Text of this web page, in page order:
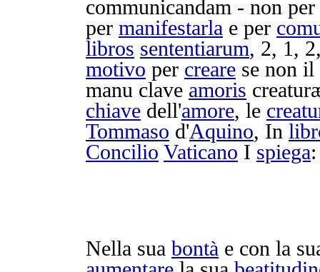
communicandam - non per
per manifestarla e per
libros sententiarum, 2, 1,
motivo per creare se non
manu clave amoris
chiave dell'amore, le
Tommaso d'Aquino, In
Concilio Vaticano I spiega:
Nella sua bontà e con la